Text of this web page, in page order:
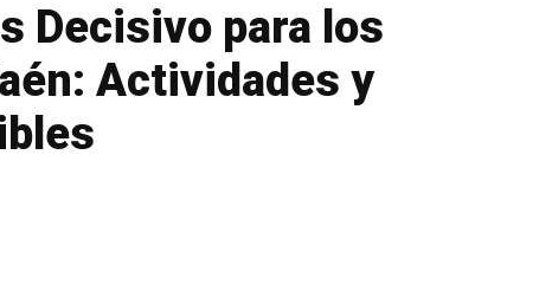
Decisivo para los
Actividades y